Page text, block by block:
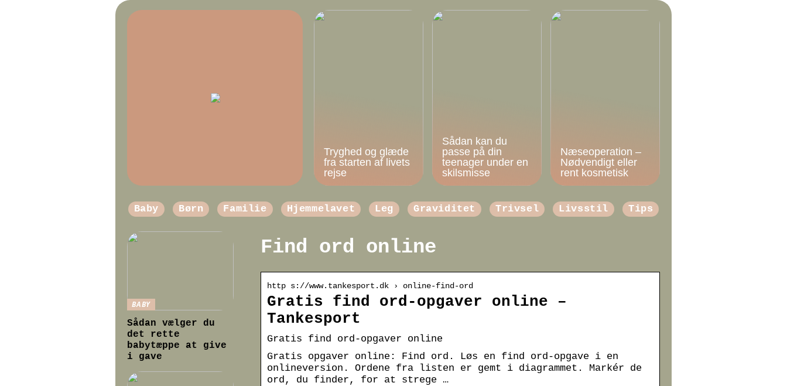
Tryghed og glæde
fra starten af livets
rejse
Sådan kan du
passe på din
teenager under en
skilsmisse
Næseoperation –
Nødvendigt eller
rent kosmetisk
Baby Børn Familie Hjemmelavet Leg Graviditet Trivsel Livsstil Tips
Find ord online
http s://www.tankesport.dk › online-find-ord
Gratis find ord-opgaver online –
Tankesport
Gratis find ord-opgaver online
Gratis opgaver online: Find ord. Løs en find ord-opgave i en
onlineversion. Ordene fra listen er gemt i diagrammet. Markér de
ord, du finder, for at strege …
BABY
Sådan vælger du
det rette
babytæppe at give
i gave